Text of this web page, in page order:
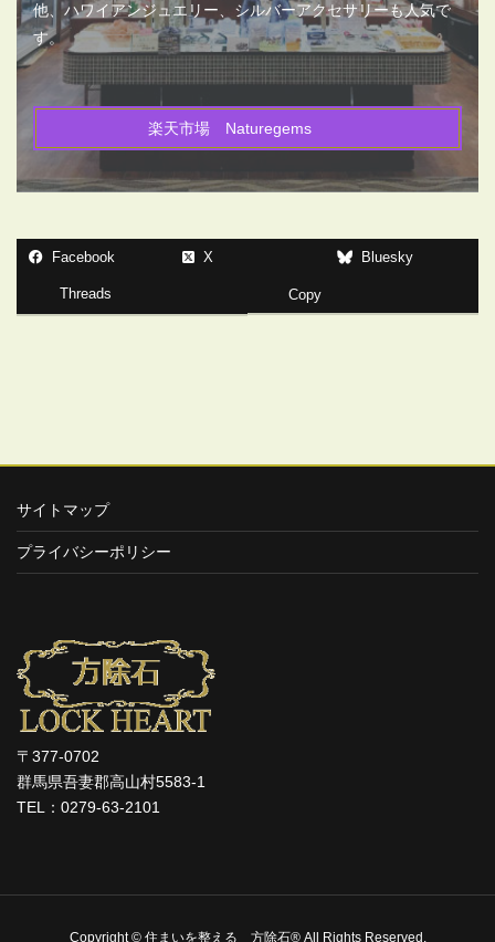
他、ハワイアンジュエリー、シルバーアクセサリーも人気で
す。
楽天市場 Naturegems
Facebook X Bluesky
Threads Copy
サイトマップ
プライバシーポリシー
〒377-0702
群馬県吾妻郡高山村5583-1
TEL：0279-63-2101
Copyright © 住まいを整える 方除石® All Rights Reserved.